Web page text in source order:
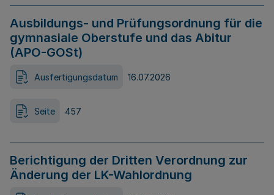
Ausbildungs- und Prüfungsordnung für die
gymnasiale Oberstufe und das Abitur
(APO-GOSt)
Ausfertigungsdatum 16.07.2026
Seite 457
Berichtigung der Dritten Verordnung zur
Änderung der LK-Wahlordnung